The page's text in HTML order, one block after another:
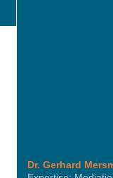
Dr. Gerhard